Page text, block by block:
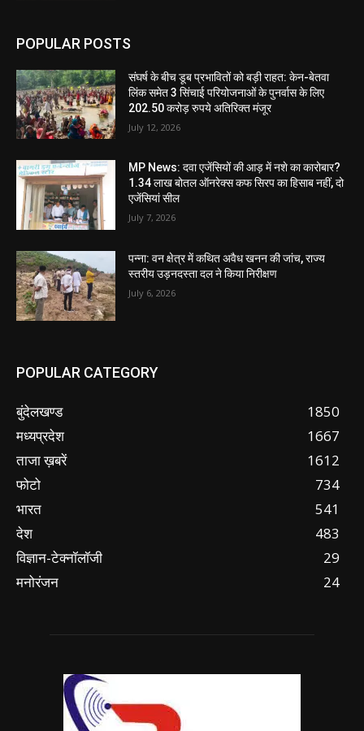
POPULAR POSTS
संघर्ष के बीच डूब प्रभावितों को बड़ी राहत: केन-बेतवा
लिंक समेत 3 सिंचाई परियोजनाओं के पुनर्वास के लिए
202.50 करोड़ रुपये अतिरिक्त मंजूर
July 12, 2026
MP News: दवा एजेंसियों की आड़ में नशे का कारोबार?
1.34 लाख बोतल ऑनरेक्स कफ सिरप का हिसाब नहीं, दो
एजेंसियां सील
July 7, 2026
पन्ना: वन क्षेत्र में कथित अवैध खनन की जांच, राज्य
स्तरीय उड़नदस्ता दल ने किया निरीक्षण
July 6, 2026
POPULAR CATEGORY
बुंदेलखण्ड
1850
मध्यप्रदेश
1667
ताजा ख़बरें
1612
फोटो
734
भारत
541
देश
483
विज्ञान-टेक्नॉलॉजी
29
मनोरंजन
24